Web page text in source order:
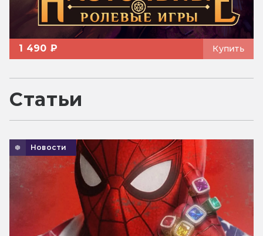
1 490 ₽ Купить
Статьи
Новости